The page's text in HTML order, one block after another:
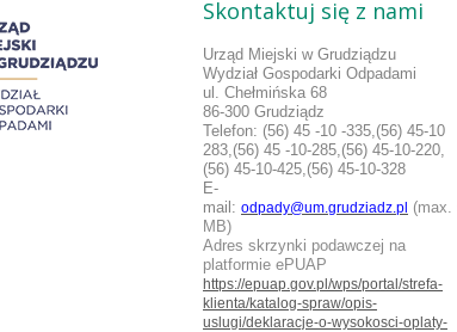
Skontaktuj się z nami
Urząd Miejski w Grudziądzu
Wydział Gospodarki Odpadami
ul. Chełmińska 68
86-300 Grudziądz
Telefon: (56) 45 -10 -335,(56) 45-10
283,(56) 45 -10-285,(56) 45-10-220,
(56) 45-10-425,(56) 45-10-328
E-
mail: odpady@um.grudziadz.pl (max.
MB)
Adres skrzynki podawczej na
platformie ePUAP
https://epuap.gov.pl/wps/portal/strefa-
klienta/katalog-spraw/opis-
uslugi/deklaracje-o-wysokosci-oplaty-